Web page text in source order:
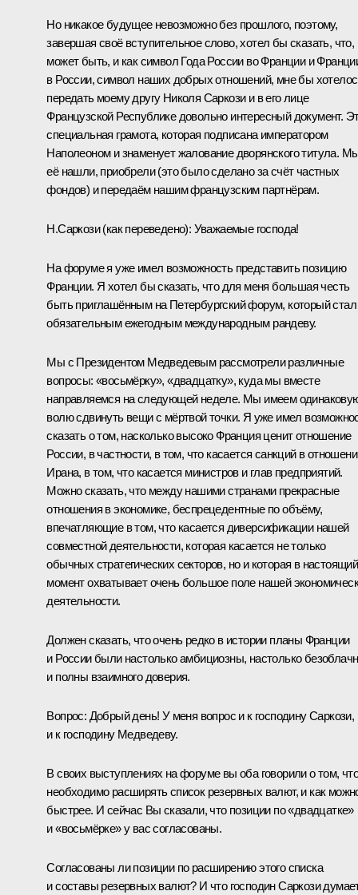
Но никакое будущее невозможно без прошлого, поэтому,
завершая своё вступительное слово, хотел бы сказать, что,
может быть, и как символ Года России во Франции и
в России, символ наших добрых отношений, мне бы
передать моему другу Николя Саркози и в его лице
Французской Республике довольно интересный документ.
специальная грамота, которая подписана императором
Наполеоном и знаменует жалование дворянского титула.
её нашли, приобрели (это было сделано за счёт частных
фондов) и передаём нашим французским партнёрам.
Н.Саркози(как переведено): Уважаемые господа!
На форуме я уже имел возможность представить позицию
Франции. Я хотел бы сказать, что для меня большая честь
быть приглашённым на Петербургский форум, который стал
обязательным ежегодным международным рандеву.
Мы с Президентом Медведевым рассмотрели различные
вопросы: «восьмёрку», «двадцатку», куда мы вместе
направляемся на следующей неделе. Мы имеем
волю сдвинуть вещи с мёртвой точки. Я уже имел
сказать о том, насколько высоко Франция ценит отношение
России, в частности, в том, что касается санкций в
Ирана, в том, что касается министров и глав предприятий.
Можно сказать, что между нашими странами прекрасные
отношения в экономике, беспрецедентные по объёму,
впечатляющие в том, что касается диверсификации нашей
совместной деятельности, которая касается не только
обычных стратегических секторов, но и которая в настоящий
момент охватывает очень большое поле нашей
деятельности.
Должен сказать, что очень редко в истории планы Франции
и России были настолько амбициозны, настолько
и полны взаимного доверия.
Вопрос: Добрый день! У меня вопрос и к господину Саркози,
и к господину Медведеву.
В своих выступлениях на форуме вы оба говорили о том,
необходимо расширять список резервных валют, и как
быстрее. И сейчас Вы сказали, что позиции по «двадцатке»
и «восьмёрке» у вас согласованы.
Согласованы ли позиции по расширению этого списка
и составы резервных валют? И что господин Саркози